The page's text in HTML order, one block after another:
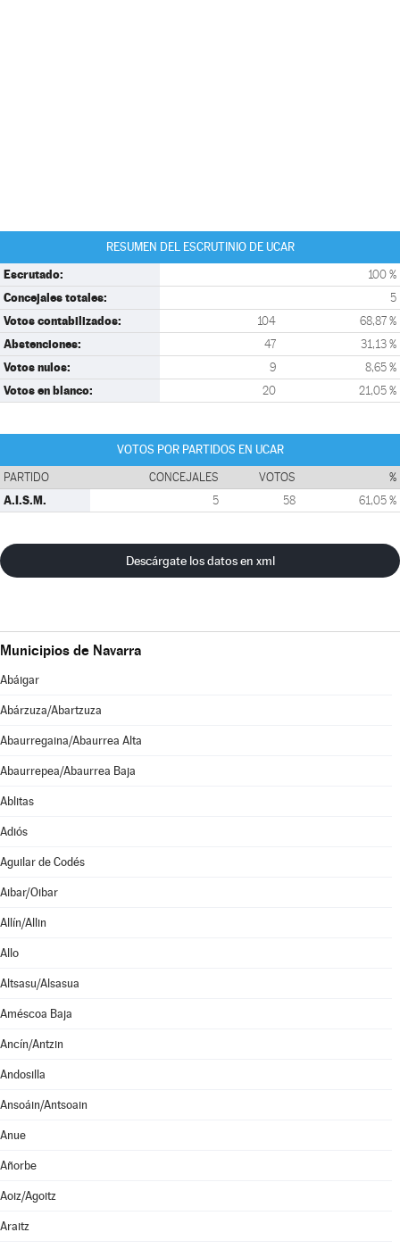
RESUMEN DEL ESCRUTINIO DE UCAR
Escrutado: 100 %
Concejales totales: 5
Votos contabilizados: 104 68,87 %
Abstenciones: 47 31,13 %
Votos nulos: 9 8,65 %
Votos en blanco: 20 21,05 %
VOTOS POR PARTIDOS EN UCAR
PARTIDO CONCEJALES VOTOS %
A.I.S.M. 5 58 61,05 %
Descárgate los datos en xml
Municipios de Navarra
Abáigar
Abárzuza/Abartzuza
Abaurregaina/Abaurrea Alta
Abaurrepea/Abaurrea Baja
Ablitas
Adiós
Aguilar de Codés
Aibar/Oibar
Allín/Allin
Allo
Altsasu/Alsasua
Améscoa Baja
Ancín/Antzin
Andosilla
Ansoáin/Antsoain
Anue
Añorbe
Aoiz/Agoitz
Araitz